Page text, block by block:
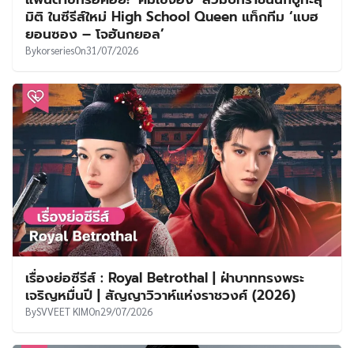
มิติ ในซีรีส์ใหม่ High School Queen แท็กทีม ‘แบฮ
ยอนซอง – โจฮันกยอล’
BykorseriesOn31/07/2026
เรื่องย่อซีรีส์ : Royal Betrothal | ฝ่าบาททรงพระ
เจริญหมื่นปี | สัญญาวิวาห์แห่งราชวงศ์ (2026)
BySVVEET KIMOn29/07/2026